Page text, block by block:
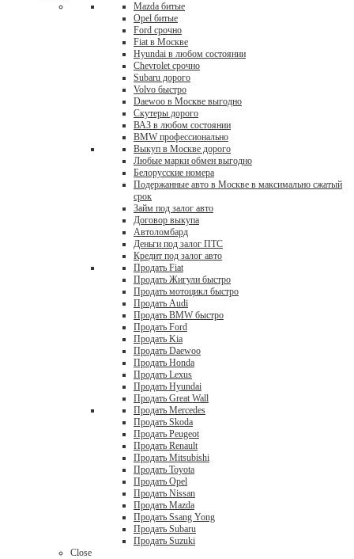
Mazda битые
Opel битые
Ford срочно
Fiat в Москве
Hyundai в любом состоянии
Chevrolet срочно
Subaru дорого
Volvo быстро
Daewoo в Москве выгодно
Скутеры дорого
ВАЗ в любом состоянии
BMW профессионально
Выкуп в Москве дорого
Любые марки обмен выгодно
Белорусские номера
Подержанные авто в Москве в максимально сжатый
срок
Займ под залог авто
Договор выкупа
Автоломбард
Деньги под залог ПТС
Кредит под залог авто
Продать Fiat
Продать Жигули быстро
Продать мотоцикл быстро
Продать Audi
Продать BMW быстро
Продать Ford
Продать Kia
Продать Daewoo
Продать Honda
Продать Lexus
Продать Hyundai
Продать Great Wall
Продать Mercedes
Продать Skoda
Продать Peugeot
Продать Renault
Продать Mitsubishi
Продать Toyota
Продать Opel
Продать Nissan
Продать Mazda
Продать Ssang Yong
Продать Subaru
Продать Suzuki
Close